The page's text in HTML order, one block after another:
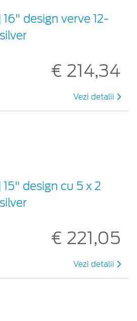
design verve 12-
€ 214,34
Vezi detalii
design cu 5 x 2
€ 221,05
Vezi detalii